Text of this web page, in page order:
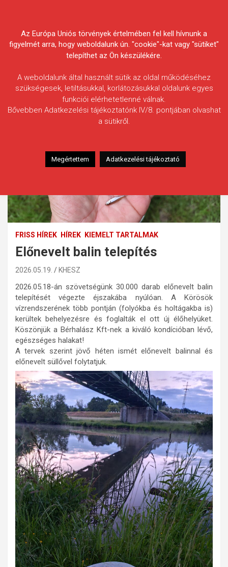
Egyesületek Szövetsége
FRISS HÍREK HÍREK KIEMELT TARTALMAK
Előnevelt balin telepítés
2026.05.19. KHESZ
2026.05.18-án szövetségünk 30.000 darab előnevelt balin
telepítését végezte éjszakába nyúlóan. A Körösök
vízrendszerének több pontján (folyókba és holtágakba is)
kerültek behelyezésre és foglalták el ott új élőhelyüket.
Köszönjük a Bérhalász Kft-nek a kiváló kondícióban lévő,
egészséges halakat!
A tervek szerint jövő héten ismét előnevelt balinnal és
előnevelt süllővel folytatjuk.
Az Európa Uniós törvények értelmében fel kell hívnunk a
figyelmét arra, hogy weboldalunk ún. "cookie"-kat vagy "sütiket"
telepíthet az Ön készülékére.
A weboldalunk által használt sütik az oldal működéséhez
szükségesek, letiltásukkal, korlátozásukkal oldalunk egyes
funkciói elérhetetlenné válnak.
Bővebben Adatkezelési tájékoztatónk IV/8. pontjában olvashat
a sütikről.
Megértettem Adatkezelési tájékoztató